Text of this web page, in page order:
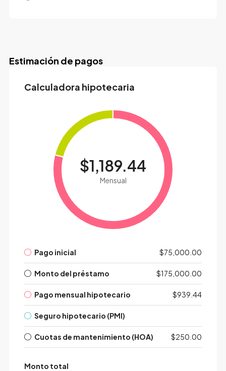
Estimación de pagos
Calculadora hipotecaria
$1,189.44
Mensual
Pago inicial $75,000.00
Monto del préstamo $175,000.00
Pago mensual hipotecario $939.44
Seguro hipotecario (PMI)
Cuotas de mantenimiento (HOA) $250.00
Monto total